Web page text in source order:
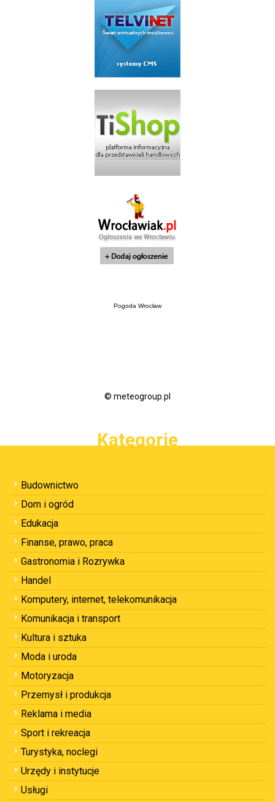
Pogoda Wrocław
© meteogroup.pl
Kategorie
Budownictwo
Dom i ogród
Edukacja
Finanse, prawo, praca
Gastronomia i Rozrywka
Handel
Komputery, internet, telekomunikacja
Komunikacja i transport
Kultura i sztuka
Moda i uroda
Motoryzacja
Przemysł i produkcja
Reklama i media
Sport i rekreacja
Turystyka, noclegi
Urzędy i instytucje
Usługi